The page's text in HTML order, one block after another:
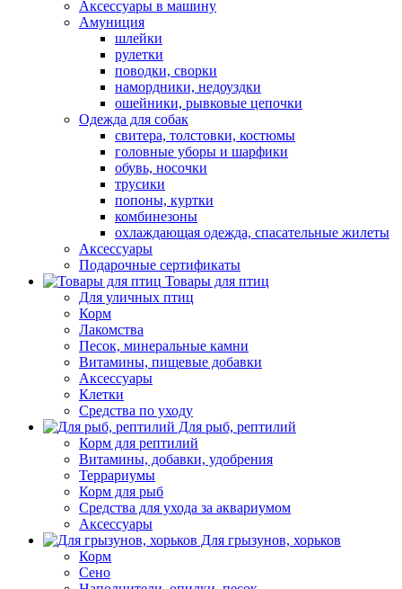
Аксессуары в машину
Амуниция
шлейки
рулетки
поводки, сворки
намордники, недоуздки
ошейники, рывковые цепочки
Одежда для собак
свитера, толстовки, костюмы
головные уборы и шарфики
обувь, носочки
трусики
попоны, куртки
комбинезоны
охлаждающая одежда, спасательные жилеты
Аксессуары
Подарочные сертификаты
Товары для птиц
Для уличных птиц
Корм
Лакомства
Песок, минеральные камни
Витамины, пищевые добавки
Аксессуары
Клетки
Средства по уходу
Для рыб, рептилий
Корм для рептилий
Витамины, добавки, удобрения
Террариумы
Корм для рыб
Средства для ухода за аквариумом
Аксессуары
Для грызунов, хорьков
Корм
Сено